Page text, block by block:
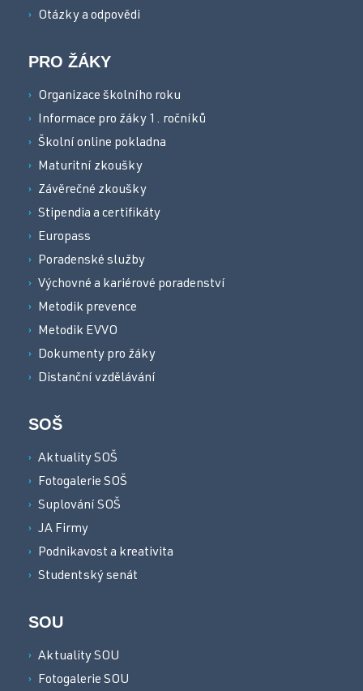
Otázky a odpovědi
PRO ŽÁKY
Organizace školního roku
Informace pro žáky 1. ročníků
Školní online pokladna
Maturitní zkoušky
Závěrečné zkoušky
Stipendia a certifikáty
Europass
Poradenské služby
Výchovné a kariérové poradenství
Metodik prevence
Metodik EVVO
Dokumenty pro žáky
Distanční vzdělávání
SOŠ
Aktuality SOŠ
Fotogalerie SOŠ
Suplování SOŠ
JA Firmy
Podnikavost a kreativita
Studentský senát
SOU
Aktuality SOU
Fotogalerie SOU